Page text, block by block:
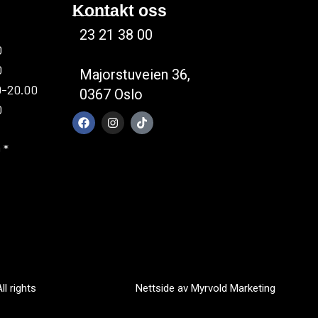
20.00
*
Kontakt oss
23 21 38 00
Majorstuveien 36,
0367 Oslo
rights Nettside av Myrvold Marketing